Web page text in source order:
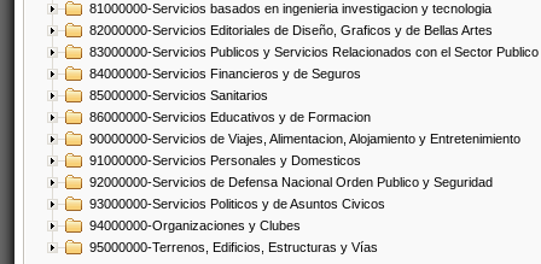
81000000-Servicios basados en ingenieria investigacion y tecnologia
82000000-Servicios Editoriales de Diseño, Graficos y de Bellas Artes
83000000-Servicios Publicos y Servicios Relacionados con el Sector Publico
84000000-Servicios Financieros y de Seguros
85000000-Servicios Sanitarios
86000000-Servicios Educativos y de Formacion
90000000-Servicios de Viajes, Alimentacion, Alojamiento y Entretenimiento
91000000-Servicios Personales y Domesticos
92000000-Servicios de Defensa Nacional Orden Publico y Seguridad
93000000-Servicios Politicos y de Asuntos Civicos
94000000-Organizaciones y Clubes
95000000-Terrenos, Edificios, Estructuras y Vías